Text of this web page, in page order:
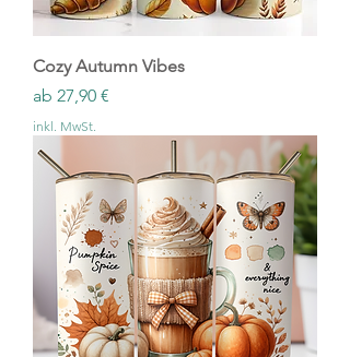
Cozy Autumn Vibes
ab 27,90 €
Sale-Preis
inkl. MwSt.